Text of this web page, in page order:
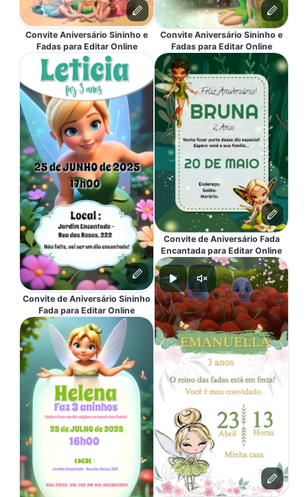
Convite Aniversário Sininho e
Fadas para Editar Online
Convite de Aniversário Sininho
Fada para Editar Online
Convite Aniversário Sininho e
Fadas para Editar Online
Convite de Aniversário Fada
Encantada para Editar Online